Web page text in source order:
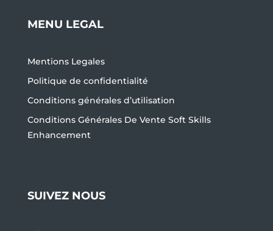
MENU LEGAL
Mentions Legales
Politique de confidentialité
Conditions générales d’utilisation
Conditions Générales De Vente Soft Skills
Enhancement
SUIVEZ NOUS